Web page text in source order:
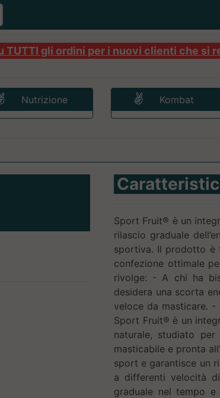
TUTTI gli ordini per i nuovi clienti che si
Nutrizione Kombat
Sport Fruit® è un
rilascio graduale
sportiva. Il prodotto è
confezione ottimale
rivolge: - A chi ha
desidera una scorta
veloce da masticare.
Sport Fruit® è un
naturale, studiato
masticabile e pronta
sport e garantisce un
a differenti velocità
graduale nel tempo